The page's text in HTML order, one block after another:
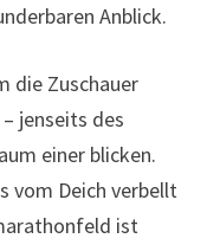
Anblick.
die Zuschauer
jenseits des
einer blicken.
vom Deich verbellt
ist